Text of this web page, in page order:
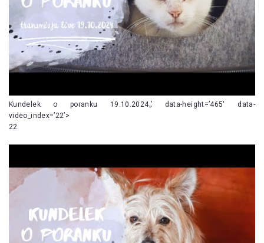
Kundelek o poranku 19.10.2024„’ data-height=’465′ data-
video_index=’22’>
22